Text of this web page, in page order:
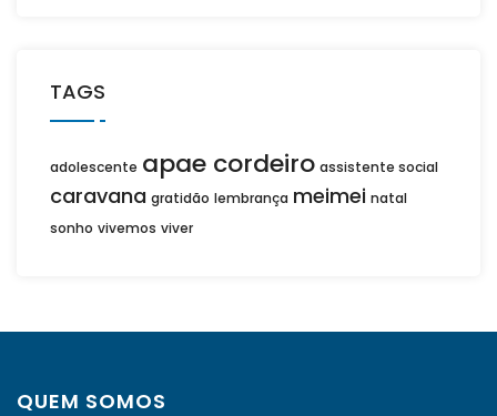
TAGS
adolescente apae cordeiro assistente social
caravana gratidão lembrança meimei natal
sonho vivemos viver
QUEM SOMOS